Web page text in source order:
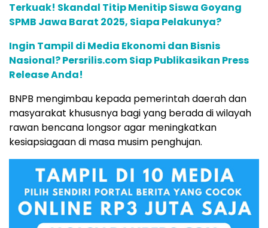
Terkuak! Skandal Titip Menitip Siswa Goyang
SPMB Jawa Barat 2025, Siapa Pelakunya?
Ingin Tampil di Media Ekonomi dan Bisnis
Nasional? Persrilis.com Siap Publikasikan Press
Release Anda!
BNPB mengimbau kepada pemerintah daerah dan
masyarakat khususnya bagi yang berada di wilayah
rawan bencana longsor agar meningkatkan
kesiapsiagaan di masa musim penghujan.